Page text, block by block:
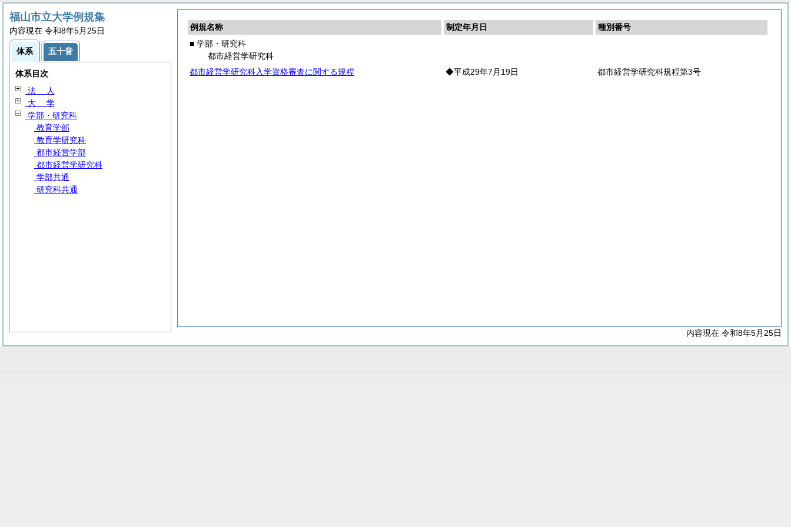
例規名称 制定年月日
種別番号
■ 学部・研究科
都市経営学研究科
都市経営学研究科入学資格審査に関する規程
◆平成29年7月19日 都市経営学研究科規程第3号
内容現在 令和8年5月25日
福山市立大学例規集
内容現在 令和8年5月25日
体系 五十音
体系目次
法
人
大 学
学部・研究科
教育学部
教育学研究科
都市経営学部
都市経営学研究科
学部共通
研究科共通